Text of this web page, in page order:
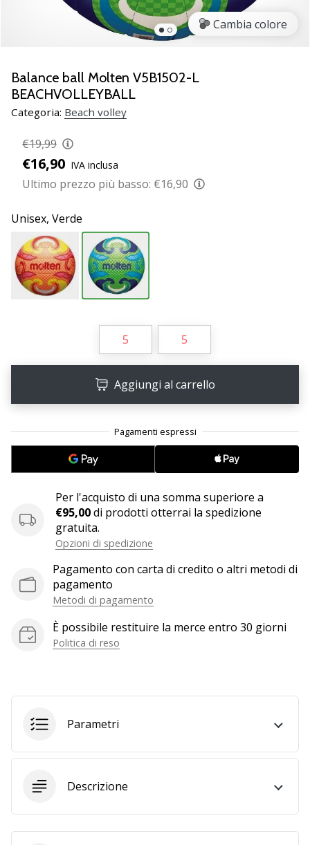
ambassador
Weplayvolleyball
un
fanatico
della
pallavolo
noi?
Unisciti
noi
marchio
Ambassador.
11. 8. 2022
program
il
sito
personale,
pagina
Facebook
forum
online?
generino
profitto.
tutti gli
Cambia colore
Balance ball Molten V5B1502-L
BEACHVOLLEYBALL
Categoria: Beach volley
€19,99
€16,90 IVA inclusa
Ultimo prezzo più basso: €16,90
Unisex, Verde
5 5
Aggiungi al carrello
Per l'acquisto di una somma superiore a
€95,00di prodotti otterrai la spedizione
gratuita.
Opzioni di spedizione
Pagamento con carta di credito o altri metodi di
pagamento
Metodi di pagamento
È possibile restituire la merce entro 30 giorni
Politica di reso
Parametri
Descrizione